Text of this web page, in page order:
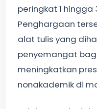
peringkat 1 hingga
Penghargaan
alat tulis yang
penyemangat
meningkatkan
nonakademik di